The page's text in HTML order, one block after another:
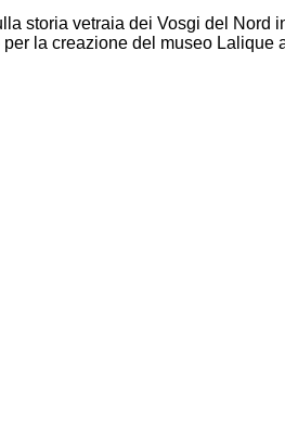
storia vetraia dei Vosgi del
la creazione del museo